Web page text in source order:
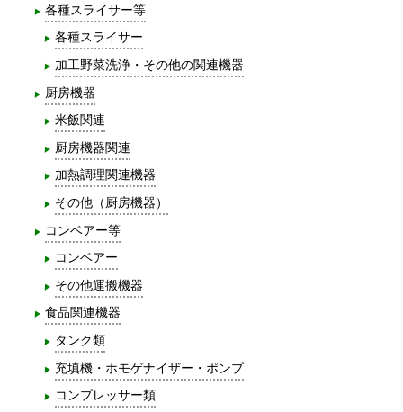
各種スライサー等
各種スライサー
加工野菜洗浄・その他の関連機器
厨房機器
米飯関連
厨房機器関連
加熱調理関連機器
その他（厨房機器）
コンベアー等
コンベアー
その他運搬機器
食品関連機器
タンク類
充填機・ホモゲナイザー・ポンプ
コンプレッサー類